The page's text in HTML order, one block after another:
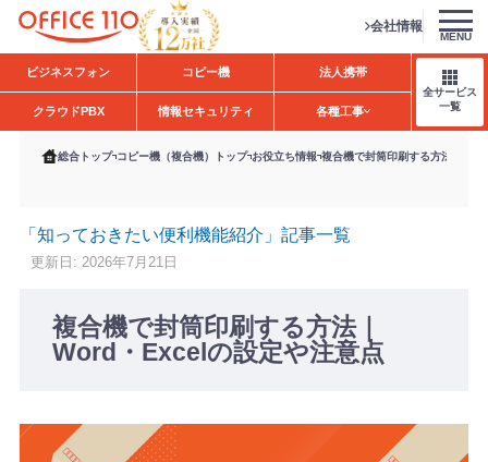
H
o
会社情報
MENU
ビジネスフォン コピー機 法人携帯
クラウドPBX 情報セキュリティ 各種工事
全サービス
一覧
総合トップ コピー機（複合機）トップ お役立ち情報 複合機で封筒印刷する方法｜
「知っておきたい便利機能紹介」記事一覧
更新日: 2026年7月21日
複合機で封筒印刷する方法｜
Word・Excelの設定や注意点